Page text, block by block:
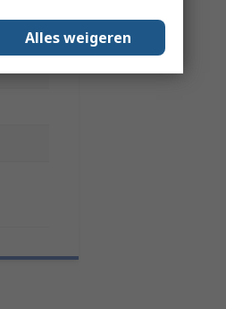
Alles weigeren